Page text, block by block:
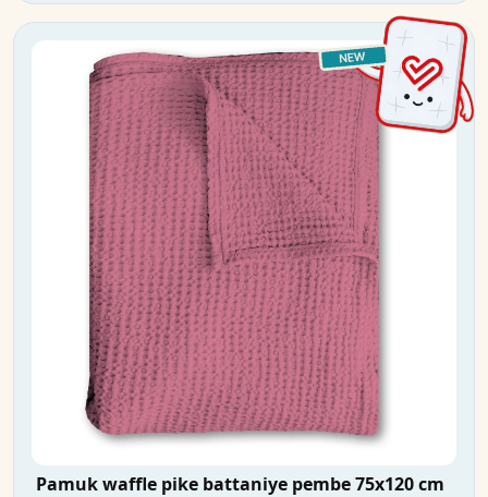
Pamuk waffle pike battaniye pembe 75x120 cm